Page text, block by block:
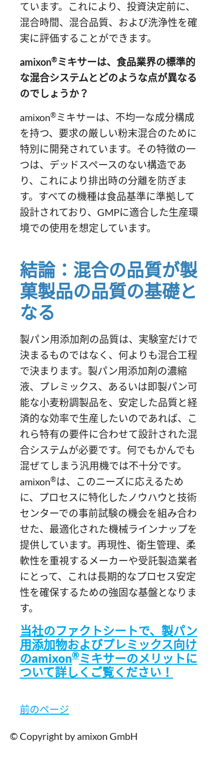
ています。これにより、投資決定前に、
混合時間、混合品質、および洗浄性を確
実に評価することができます。
amixon®ミキサーは、食品業界の標準的
な混合システムとどのような点が異なる
のでしょうか？
amixon®ミキサーは、不均一な成分構成
を持つ、要求の厳しい粉末混合のために
特別に開発されています。その特徴の一
つは、デッドスペースのない構造であ
り、これにより排出時の分離を防ぎま
す。すべての機種は食品基準に準拠して
設計されており、GMPに適合した生産環
境での使用を想定しています。
結論：混合の品質が製
菓製品の品質の基礎と
なる
製パン用添加剤の品質は、実験室だけで
決まるものではなく、何よりも混合工程
で決まります。製パン用添加剤の濃縮
液、プレミックス、あるいは即製パン可
能な小麦粉調製品を、安定した品質と経
済的な効率で生産したいのであれば、こ
れら特有の要件に合わせて設計された混
合システムが必要です。何でもかんでも
混ぜてしまう汎用機では不十分です。
amixon®は、このニーズに応えるため
に、プロセスに特化したノウハウと技術
センターでの事前試験の機会を組み合わ
せた、最適化された機械ラインナップを
提供しています。再現性、衛生管理、柔
軟性を重視するメーカーや受託製造業者
にとって、これは長期的なプロセス安定
性を確保するための強固な基盤となりま
す。
当社のファクトシートで、製パン
用添加物およびプレミックス向け
のamixon®ミキサーのメリットに
ついて詳しくご覧ください！
前のページ
© Copyright by amixon GmbH